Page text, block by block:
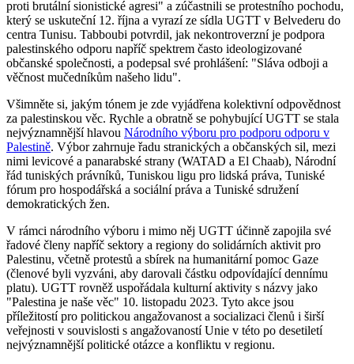
proti brutální sionistické agresi" a zúčastnili se protestního pochodu,
který se uskuteční 12. října a vyrazí ze sídla UGTT v Belvederu do
centra Tunisu. Tabboubi potvrdil, jak nekontroverzní je podpora
palestinského odporu napříč spektrem často ideologizované
občanské společnosti, a podepsal své prohlášení: "Sláva odboji a
věčnost mučedníkům našeho lidu".
Všimněte si, jakým tónem je zde vyjádřena kolektivní odpovědnost
za palestinskou věc. Rychle a obratně se pohybující UGTT se stala
nejvýznamnější hlavou Národního výboru pro podporu odporu v
Palestině. Výbor zahrnuje řadu stranických a občanských sil, mezi
nimi levicové a panarabské strany (WATAD a El Chaab), Národní
řád tuniských právníků, Tuniskou ligu pro lidská práva, Tuniské
fórum pro hospodářská a sociální práva a Tuniské sdružení
demokratických žen.
V rámci národního výboru i mimo něj UGTT účinně zapojila své
řadové členy napříč sektory a regiony do solidárních aktivit pro
Palestinu, včetně protestů a sbírek na humanitární pomoc Gaze
(členové byli vyzváni, aby darovali částku odpovídající dennímu
platu). UGTT rovněž uspořádala kulturní aktivity s názvy jako
"Palestina je naše věc" 10. listopadu 2023. Tyto akce jsou
příležitostí pro politickou angažovanost a socializaci členů i širší
veřejnosti v souvislosti s angažovaností Unie v této po desetiletí
nejvýznamnější politické otázce a konfliktu v regionu.